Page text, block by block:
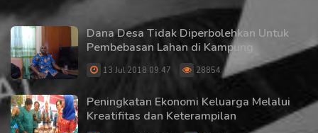
Dana Desa Tidak Diperbolehkan Untuk
Pembebasan Lahan di Kampung
13 Jul 2018 09:47 28854
Peningkatan Ekonomi Keluarga Melalui
Kreatifitas dan Keterampilan